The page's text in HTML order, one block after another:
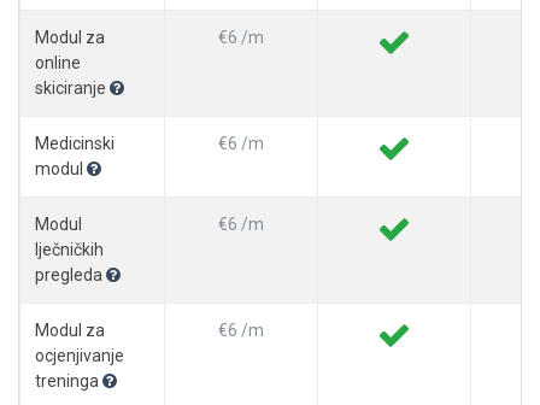
Modul za
online
skiciranje
€6 /m
Medicinski
modul
€6 /m
Modul
lječničkih
pregleda
€6 /m
Modul za
ocjenjivanje
treninga
€6 /m